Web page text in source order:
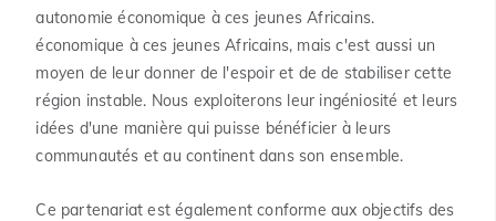
autonomie économique à ces jeunes Africains.
économique à ces jeunes Africains, mais c'est aussi un
moyen de leur donner de l'espoir et de de stabiliser cette
région instable. Nous exploiterons leur ingéniosité et leurs
idées d'une manière qui puisse bénéficier à leurs
communautés et au continent dans son ensemble.
Ce partenariat est également conforme aux objectifs des